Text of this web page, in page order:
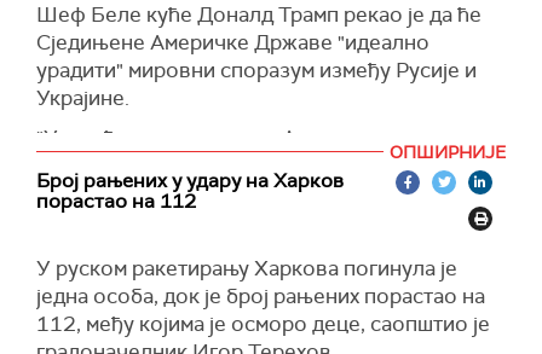
Шеф Беле куће Доналд Трамп рекао је да ће
Сједињене Америчке Државе "идеално
урадити" мировни споразум између Русије и
Украјине.
"Урадићемо то идеално. Ако из неког разлога
било која страна то отежава, само ћемо рећи:
'Глупи сте, глупи сте, страшни сте људи' и
једноставно ћемо одустати од тога. Али
рекао је Трамп новинарима у Белој кући.
Истовремено, он је нагласио да жели да се
борбе окончају.
ОПШИРНИЈЕ
Број рањених у удару на Харков
порастао на 112
У руском ракетирању Харкова погинула је
једна особа, док је број рањених порастао на
112, међу којима је осморо деце, саопштио је